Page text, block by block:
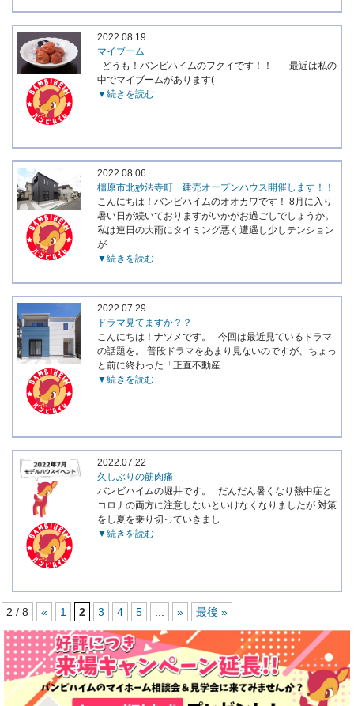
2022.08.19
マイブーム
どうも！バンビハイムのフクイです！！ 最近は私の
中でマイブームがあります(
▼続きを読む
2022.08.06
橿原市北妙法寺町 建売オープンハウス開催します！！
こんにちは！バンビハイムのオオカワです！ 8月に入り
暑い日が続いておりますがいかがお過ごしでしょうか。
私は連日の大雨にタイミング悪く遭遇し少しテンション
が
▼続きを読む
2022.07.29
ドラマ見てますか？？
こんにちは！ナツメです。 今回は最近見ているドラマ
の話題を。 普段ドラマをあまり見ないのですが、ちょっ
と前に終わった「正直不動産
▼続きを読む
2022.07.22
久しぶりの筋肉痛
バンビハイムの堀井です。 だんだん暑くなり熱中症と
コロナの両方に注意しないといけなくなりましたが 対策
をし夏を乗り切っていきまし
▼続きを読む
2 / 8 « 1 2 3 4 5 ... » 最後 »